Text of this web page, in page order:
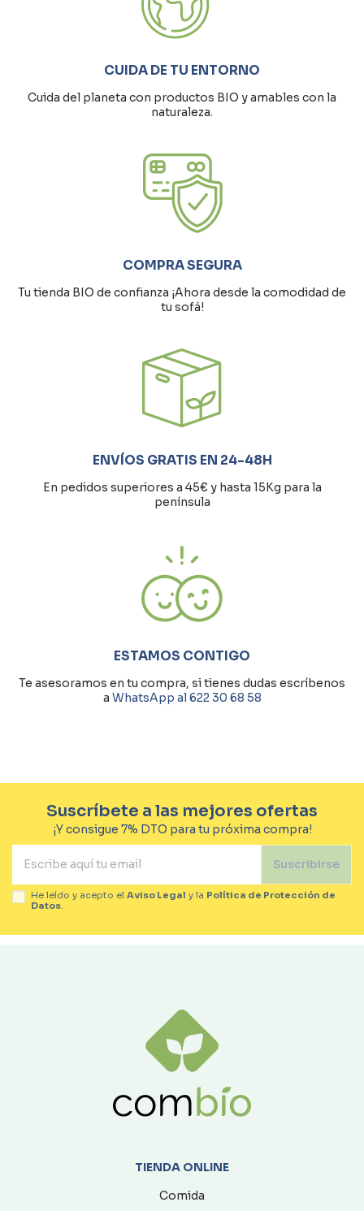
CUIDA DE TU ENTORNO
Cuida del planeta con productos BIO y amables con la
naturaleza.
COMPRA SEGURA
Tu tienda BIO de confianza ¡Ahora desde la comodidad de
tu sofá!
ENVÍOS GRATIS EN 24-48H
En pedidos superiores a 45€ y hasta 15Kg para la
península
ESTAMOS CONTIGO
Te asesoramos en tu compra, si tienes dudas escríbenos
a WhatsApp al 622 30 68 58
Suscríbete a las mejores ofertas
¡Y consigue 7% DTO para tu próxima compra!
Suscribirse
He leído y acepto el Aviso Legal y la Política de Protección de
Datos
TIENDA ONLINE
Comida